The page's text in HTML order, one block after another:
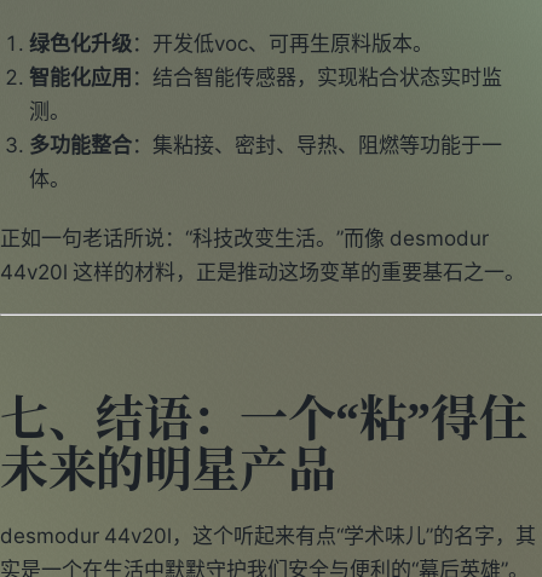
绿色化升级：开发低voc、可再生原料版本。
智能化应用 ：结合智能传感器，实现粘合状态实时监
测。
多功能整合：集粘接、密封、导热、阻燃等功能于一
体。
正如一句老话所说：“科技改变生活。”而像 desmodur
44v20l 这样的材料，正是推动这场变革的重要基石之一。
七、结语：一个“粘”得住
未来的明星产品
desmodur 44v20l，这个听起来有点“学术味儿”的名字，其
实是一个在生活中默默守护我们安全与便利的“幕后英雄”。